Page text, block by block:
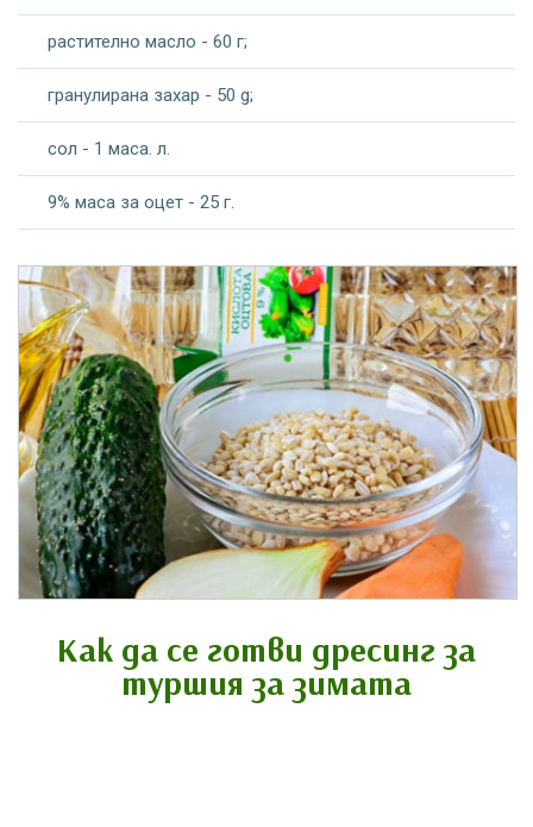
растително масло - 60 г;
гранулирана захар - 50 g;
сол - 1 маса. л.
9% маса за оцет - 25 г.
Как да се готви дресинг за
туршия за зимата